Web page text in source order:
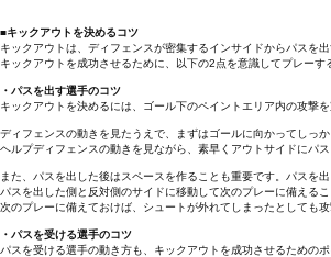
■キックアウトを決めるコツ
キックアウトは、ディフェンスが密集するインサイドからパスを
キックアウトを成功させるために、以下の2点を意識してプレーす
・パスを出す選手のコツ
キックアウトを決めるには、ゴール下のペイントエリア内の攻撃
ディフェンスの動きを見たうえで、まずはゴールに向かってしっ
ヘルプディフェンスの動きを見ながら、素早くアウトサイドにパ
また、パスを出した後はスペースを作ることも重要です。パスを
パスを出した側と反対側のサイドに移動して次のプレーに備えるこ
次のプレーに備えておけば、シュートが外れてしまったとしても
・パスを受ける選手のコツ
パスを受ける選手の動き方も、キックアウトを成功させるためのポ